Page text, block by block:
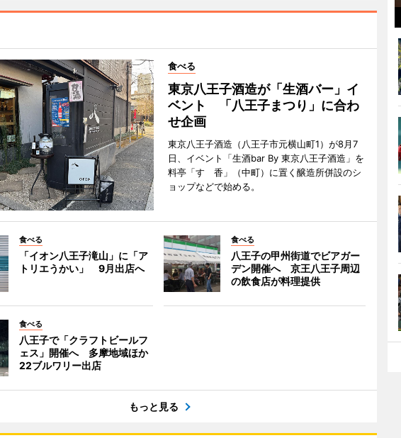
食べる
東京八王子酒造が「生酒バー」イ
ベント 「八王子まつり」に合わ
せ企画
東京八王子酒造（八王子市元横山町1）が8月7
日、イベント「生酒bar By 東京八王子酒造」を
料亭「すゞ香」（中町）に置く醸造所併設のシ
ョップなどで始める。
食べる
「イオン八王子滝山」に「ア
トリエうかい」 9月出店へ
食べる
八王子の甲州街道でビアガー
デン開催へ 京王八王子周辺
の飲食店が料理提供
食べる
八王子で「クラフトビールフ
ェス」開催へ 多摩地域ほか
22ブルワリー出店
もっと見る